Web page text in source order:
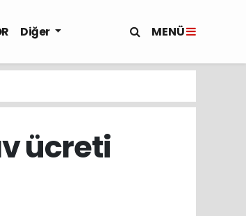
Diğer MENÜ
ücreti